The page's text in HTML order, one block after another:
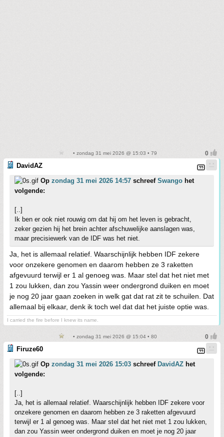
• zondag 31 mei 2026 @ 15:03 • 79
DavidAZ
Op zondag 31 mei 2026 14:57 schreef Swango het
volgende:
[..]
Ik ben er ook niet rouwig om dat hij om het leven is gebracht,
zeker gezien hij het brein achter afschuwelijke aanslagen was,
maar precisiewerk van de IDF was het niet.
Ja, het is allemaal relatief. Waarschijnlijk hebben IDF zekere
voor onzekere genomen en daarom hebben ze 3 raketten
afgevuurd terwijl er 1 al genoeg was. Maar stel dat het niet met
1 zou lukken, dan zou Yassin weer ondergrond duiken en moet
je nog 20 jaar gaan zoeken in welk gat dat rat zit te schuilen. Dat
allemaal bij elkaar, denk ik toch wel dat dat het juiste optie was.
I carried the fire before I knew its name.
• zondag 31 mei 2026 @ 15:04 • 80
Firuze60
Op zondag 31 mei 2026 15:03 schreef DavidAZ het
volgende:
[..]
Ja, het is allemaal relatief. Waarschijnlijk hebben IDF zekere voor
onzekere genomen en daarom hebben ze 3 raketten afgevuurd
terwijl er 1 al genoeg was. Maar stel dat het niet met 1 zou lukken,
dan zou Yassin weer ondergrond duiken en moet je nog 20 jaar